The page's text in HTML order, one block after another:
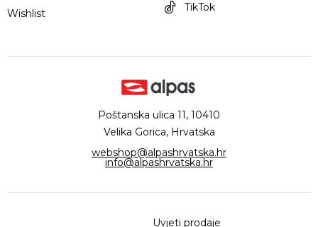
Wishlist
TikTok
Poštanska ulica 11, 10410
Velika Gorica, Hrvatska
webshop@alpashrvatska.hr
info@alpashrvatska.hr
Uvjeti prodaje